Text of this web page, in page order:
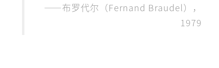
——布罗代尔（Fernand Braudel），
1979